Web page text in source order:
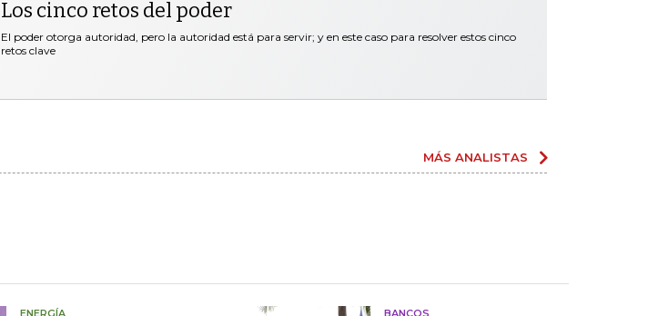
Los cinco retos del poder
El poder otorga autoridad, pero la autoridad está para servir; y en este caso para resolver estos cinco
retos clave
MÁS ANALISTAS
ENERGÍA BANCOS